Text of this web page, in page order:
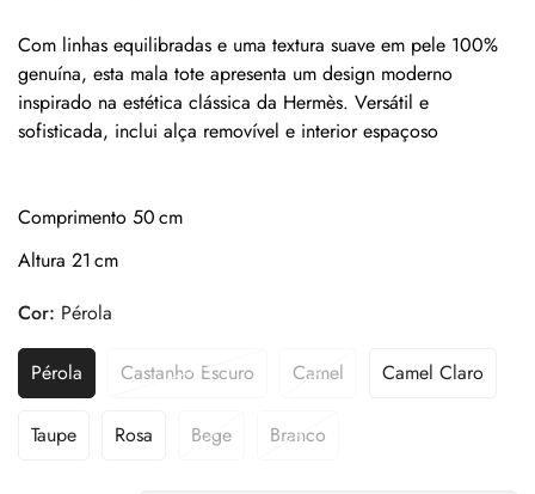
Com linhas equilibradas e uma textura suave em pele 100%
genuína, esta mala tote apresenta um design moderno
inspirado na estética clássica da Hermès. Versátil e
sofisticada, inclui alça removível e interior espaçoso
Comprimento 50 cm
Altura 21 cm
Cor: Pérola
Pérola Castanho Escuro Camel Camel Claro
Taupe Rosa Bege Branco